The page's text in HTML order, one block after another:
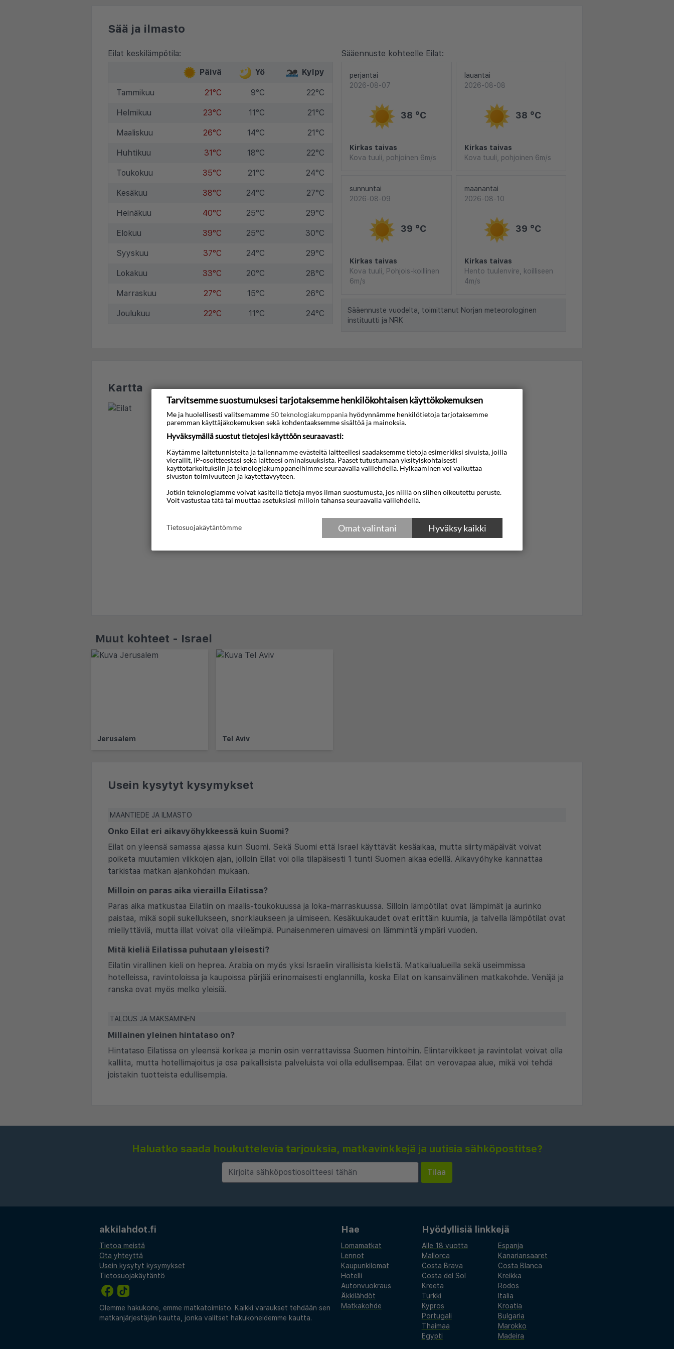
Sää ja ilmasto
Eilat keskilämpötila:
Päivä
Yö Kylpy
Tammikuu 21°C 9°C 22°C
Helmikuu 23°C 11°C 21°C
Maaliskuu 26°C 14°C 21°C
Huhtikuu 31°C 18°C 22°C
Toukokuu 35°C 21°C 24°C
Kesäkuu 38°C 24°C 27°C
Heinäkuu 40°C 25°C 29°C
Elokuu 39°C 25°C 30°C
Syyskuu 37°C 24°C 29°C
Lokakuu 33°C 20°C 28°C
Marraskuu 27°C 15°C 26°C
Joulukuu 22°C 11°C 24°C
Sääennuste kohteelle Eilat:
perjantai
2026-08-07
38 °C
Kirkas taivas
Kova tuuli, pohjoinen 6m/s
lauantai
2026-08-08
38 °C
Kirkas taivas
Kova tuuli, pohjoinen 6m/s
sunnuntai
2026-08-09
39 °C
Kirkas taivas
Kova tuuli, Pohjois-koillinen
6m/s
maanantai
2026-08-10
39 °C
Kirkas taivas
Hento tuulenvire, koilliseen
4m/s
Sääennuste vuodelta, toimittanut Norjan meteorologinen
instituutti ja NRK
Kartta
Muut kohteet - Israel
Jerusalem Tel Aviv
Usein kysytyt kysymykset
MAANTIEDE JA ILMASTO
Onko Eilat eri aikavyöhykkeessä kuin Suomi?
Eilat on yleensä samassa ajassa kuin Suomi. Sekä Suomi että Israel käyttävät kesäaikaa, mutta siirtymäpäivät voivat
poiketa muutamien viikkojen ajan, jolloin Eilat voi olla tilapäisesti 1 tunti Suomen aikaa edellä. Aikavyöhyke kannattaa
tarkistaa matkan ajankohdan mukaan.
Milloin on paras aika vierailla Eilatissa?
Paras aika matkustaa Eilatiin on maalis-toukokuussa ja loka-marraskuussa. Silloin lämpötilat ovat lämpimät ja aurinko
paistaa, mikä sopii sukellukseen, snorklaukseen ja uimiseen. Kesäkuukaudet ovat erittäin kuumia, ja talvella lämpötilat ovat
miellyttäviä, mutta illat voivat olla viileämpiä. Punaisenmeren uimavesi on lämmintä ympäri vuoden.
Mitä kieliä Eilatissa puhutaan yleisesti?
Eilatin virallinen kieli on heprea. Arabia on myös yksi Israelin virallisista kielistä. Matkailualueilla sekä useimmissa
hotelleissa, ravintoloissa ja kaupoissa pärjää erinomaisesti englannilla, koska Eilat on kansainvälinen matkakohde. Venäjä ja
ranska ovat myös melko yleisiä.
TALOUS JA MAKSAMINEN
Millainen yleinen hintataso on?
Hintataso Eilatissa on yleensä korkea ja monin osin verrattavissa Suomen hintoihin. Elintarvikkeet ja ravintolat voivat olla
kalliita, mutta hotellimajoitus ja osa paikallisista palveluista voi olla edullisempaa. Eilat on verovapaa alue, mikä voi tehdä
joistakin tuotteista edullisempia.
Haluatko saada houkuttelevia tarjouksia, matkavinkkejä ja uutisia sähköpostitse?
akkilahdot.fi
Tietoa meistä
Ota yhteyttä
Usein kysytyt kysymykset
Tietosuojakäytäntö
Olemme hakukone, emme matkatoimisto. Kaikki varaukset tehdään sen
matkanjärjestäjän kautta, jonka valitset hakukoneidemme kautta.
Hae
Lomamatkat
Lennot
Kaupunkilomat
Hotelli
Autonvuokraus
Äkkilähdöt
Matkakohde
Hyödyllisiä linkkejä
Alle 18 vuotta
Espanja
Mallorca
Kanariansaaret
Costa Brava
Costa Blanca
Costa del Sol
Kreikka
Kreeta
Rodos
Turkki
Italia
Kypros
Kroatia
Portugali
Bulgaria
Thaimaa
Marokko
Egypti
Madeira
Tarvitsemme suostumuksesi tarjotaksemme henkilökohtaisen käyttökokemuksen
Me ja huolellisesti valitsemamme 50 teknologiakumppania hyödynnämme henkilötietoja tarjotaksemme
paremman käyttäjäkokemuksen sekä kohdentaaksemme sisältöä ja mainoksia.
Hyväksymällä suostut tietojesi käyttöön seuraavasti:
Käytämme laitetunnisteita ja tallennamme evästeitä laitteellesi saadaksemme tietoja esimerkiksi sivuista, joilla
vierailit, IP-osoitteestasi sekä laitteesi ominaisuuksista. Pääset tutustumaan yksityiskohtaisesti
käyttötarkoituksiin ja teknologiakumppaneihimme seuraavalla välilehdellä. Hylkääminen voi vaikuttaa
sivuston toimivuuteen ja käytettävyyteen.
Jotkin teknologiamme voivat käsitellä tietoja myös ilman suostumusta, jos niillä on siihen oikeutettu peruste.
Voit vastustaa tätä tai muuttaa asetuksiasi milloin tahansa seuraavalla välilehdellä.
Hyväksy kaikki
Omat valintani
Tietosuojakäytäntömme